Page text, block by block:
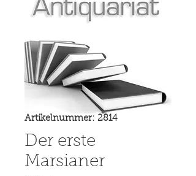
Artikelnummer: 2814
Der erste
Marsianer